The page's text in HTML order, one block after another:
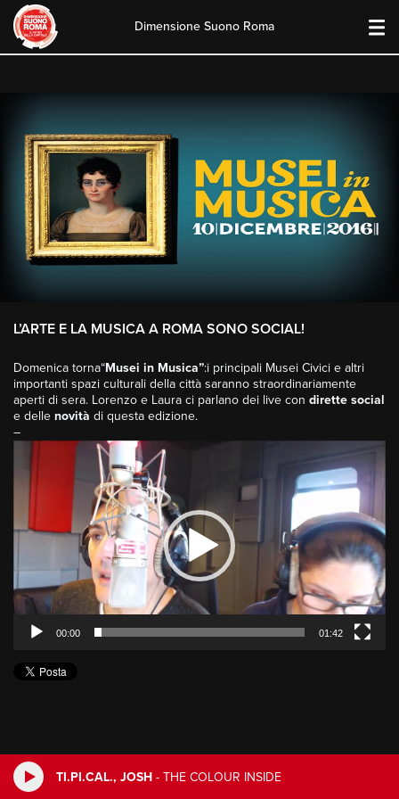
TI.PI.CAL., JOSH - THE COLOUR INSIDE
Dimensione Suono Roma
L’ARTE E LA MUSICA A ROMA SONO SOCIAL!
Domenica torna“Musei in Musica”:i principali Musei Civici e altri
importanti spazi culturali della città saranno straordinariamente
aperti di sera. Lorenzo e Laura ci parlano dei live con dirette social
e delle novità di questa edizione.
–
Video
Player
00:00 01:42